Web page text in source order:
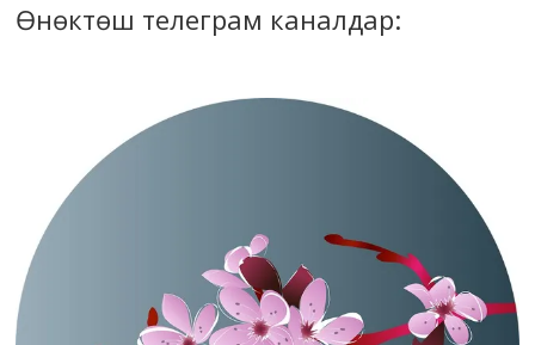
Өнөктөш телеграм каналдар: